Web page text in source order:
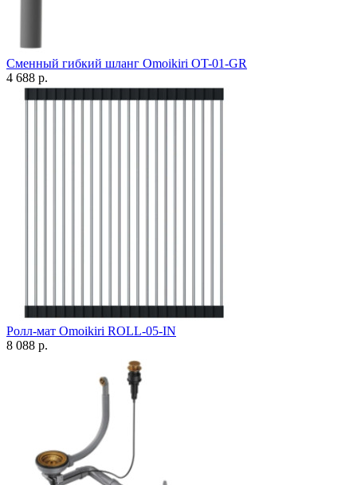
Сменный гибкий шланг Omoikiri ОT-01-GR
4 688 р.
Ролл-мат Omoikiri ROLL-05-IN
8 088 р.